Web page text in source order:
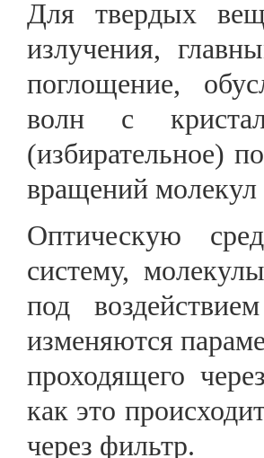
Для твердых
излучения,
поглощение,
волн с
(избирательное)
вращений
Оптическую
систему,
под
изменяются
проходящего
как это
через фильтр.